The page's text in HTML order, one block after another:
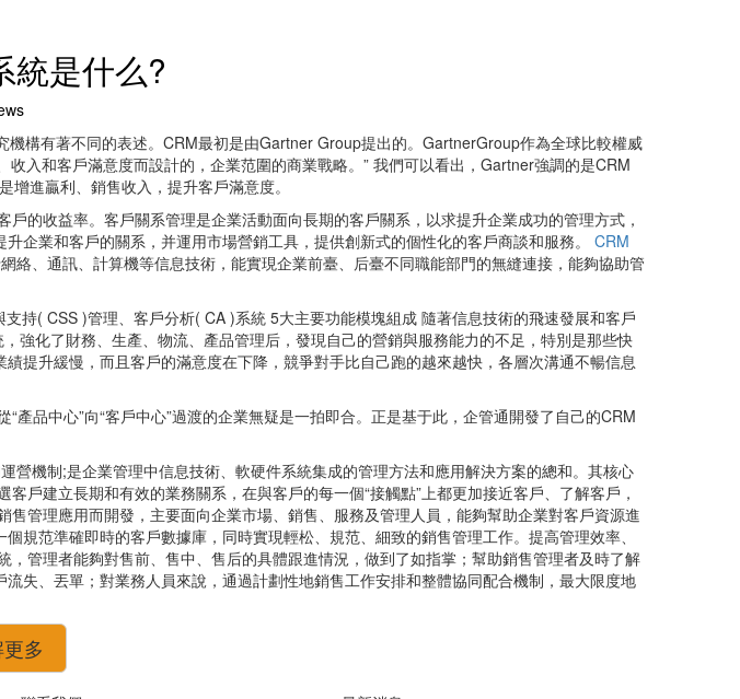
統是什么?
機構有著不同的表述。CRM最初是由Gartner Group提出的。GartnerGroup作為全球比較權威
收入和客戶滿意度而設計的，企業范圍的商業戰略。” 我們可以看出，Gartner強調的是CRM
進贏利、銷售收入，提升客戶滿意度。
的收益率。客戶關系管理是企業活動面向長期的客戶關系，以求提升企業成功的管理方式，
企業和客戶的關系，并運用市場營銷工具，提供創新式的個性化的客戶商談和服務。 CRM
、通訊、計算機等信息技術，能實現企業前臺、后臺不同職能部門的無縫連接，能夠協助管
持( CSS )管理、客戶分析( CA )系統 5大主要功能模塊組成 隨著信息技術的飛速發展和客戶
強化了財務、生產、物流、產品管理后，發現自己的營銷與服務能力的不足，特別是那些快
提升緩慢，而且客戶的滿意度在下降，競爭對手比自己跑的越來越快，各層次溝通不暢信息
品中心”向“客戶中心”過渡的企業無疑是一拍即合。正是基于此，企管通開發了自己的CRM
機制;是企業管理中信息技術、軟硬件系統集成的管理方法和應用解決方案的總和。其核心
客戶建立長期和有效的業務關系，在與客戶的每一個“接觸點”上都更加接近客戶、了解客戶，
管理應用而開發，主要面向企業市場、銷售、服務及管理人員，能夠幫助企業對客戶資源進
范準確即時的客戶數據庫，同時實現輕松、規范、細致的銷售管理工作。提高管理效率、
管理者能夠對售前、售中、售后的具體跟進情況，做到了如指掌；幫助銷售管理者及時了解
失、丟單；對業務人員來說，通過計劃性地銷售工作安排和整體協同配合機制，最大限度地
多